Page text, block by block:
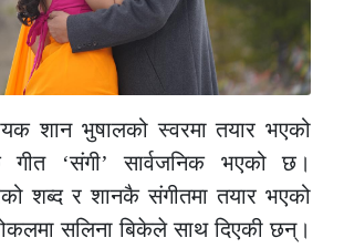
शान भुषालको स्वरमा तयार भएको
गीत‘संगी’सार्वजनिक भएको छ।
शब्द र शानकै संगीतमा तयार भएको
सलिना बिकेले साथ दिएकी छन्।